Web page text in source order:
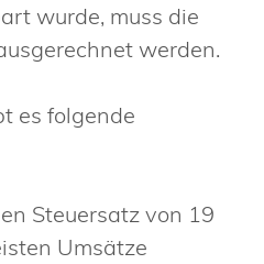
wurde, muss die
werden.
es folgende
Steuersatz von 19
Umsätze